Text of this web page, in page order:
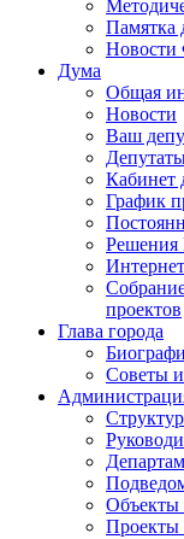
Памятка
Новости
Дума
Общая
Новости
Ваш
Кабинет
График
Решения
проектов
Глава города
Советы и
Объекты
Проекты